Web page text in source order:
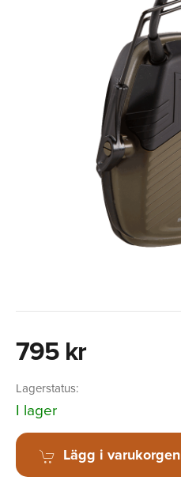
795 kr
Lagerstatus:
I lager
Lägg i varukorgen